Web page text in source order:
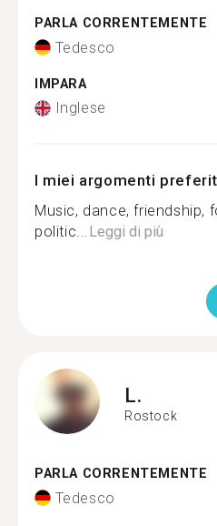
PARLA CORRENTEMENTE
Tedesco
IMPARA
Inglese
I miei argomenti
Music, dance, friendship,
politic...Leggi di più
L.
Rostock
PARLA CORRENTEMENTE
Tedesco